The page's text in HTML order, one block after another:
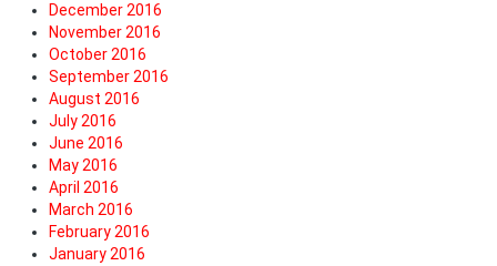
December 2016
November 2016
October 2016
September 2016
August 2016
July 2016
June 2016
May 2016
April 2016
March 2016
February 2016
January 2016